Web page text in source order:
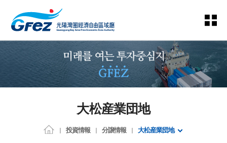
大松産業団地
投資情報 分譲情報 大松産業団地